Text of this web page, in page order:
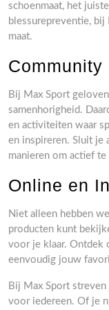
schoenmaat, het
blessurepreventie,
maat.
Community
Bij Max Sport
samenhorigheid.
en activiteiten waar
en inspireren. Sluit je
manieren om actief te
Online en
Niet alleen hebben
producten kunt
voor je klaar. Ontdek
eenvoudig jouw
Bij Max Sport
voor iedereen. Of je